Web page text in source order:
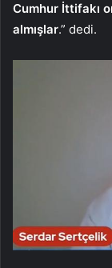
Cumhur İttifakı
almışlar.” dedi.